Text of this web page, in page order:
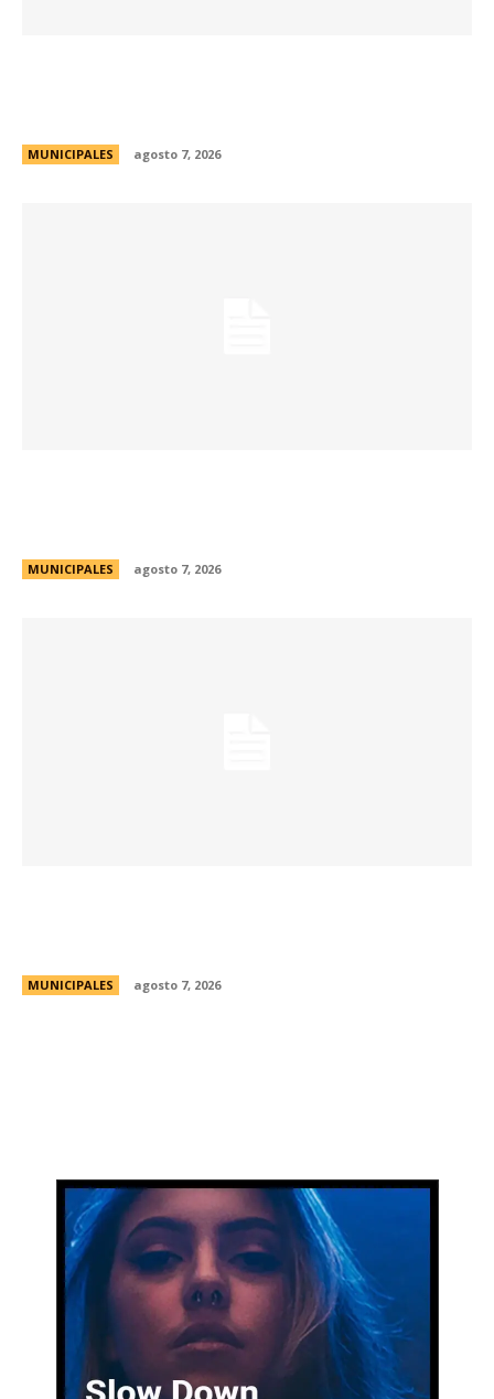
MUNICIPALES agosto 7, 2026
MUNICIPALES agosto 7, 2026
MUNICIPALES agosto 7, 2026